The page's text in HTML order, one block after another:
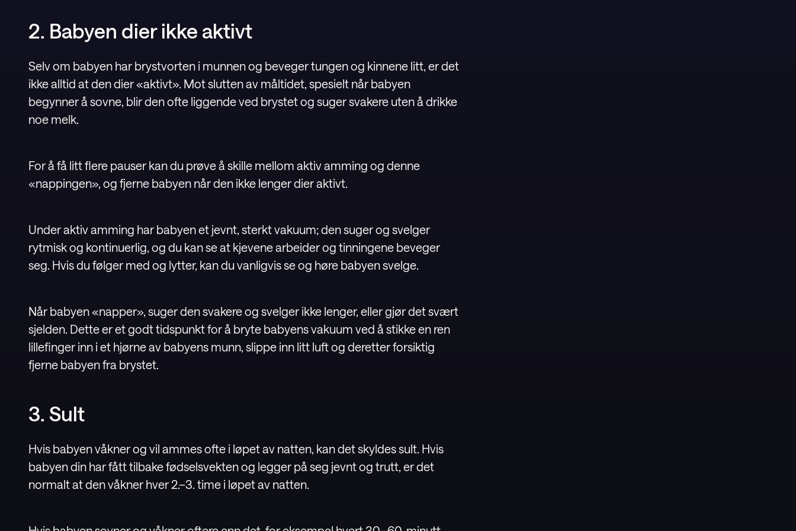
2. Babyen dier ikke aktivt
Selv om babyen har brystvorten i munnen og beveger tungen og kinnene litt, er det
ikke alltid at den dier «aktivt». Mot slutten av måltidet, spesielt når babyen
begynner å sovne, blir den ofte liggende ved brystet og suger svakere uten å drikke
noe melk.
For å få litt flere pauser kan du prøve å skille mellom aktiv amming og denne
«nappingen», og fjerne babyen når den ikke lenger dier aktivt.
Under aktiv amming har babyen et jevnt, sterkt vakuum; den suger og svelger
rytmisk og kontinuerlig, og du kan se at kjevene arbeider og tinningene beveger
seg. Hvis du følger med og lytter, kan du vanligvis se og høre babyen svelge.
Når babyen «napper», suger den svakere og svelger ikke lenger, eller gjør det svært
sjelden. Dette er et godt tidspunkt for å bryte babyens vakuum ved å stikke en ren
lillefinger inn i et hjørne av babyens munn, slippe inn litt luft og deretter forsiktig
fjerne babyen fra brystet.
3. Sult
Hvis babyen våkner og vil ammes ofte i løpet av natten, kan det skyldes sult. Hvis
babyen din har fått tilbake fødselsvekten og legger på seg jevnt og trutt, er det
normalt at den våkner hver 2.–3. time i løpet av natten.